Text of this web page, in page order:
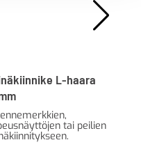
L-haara
tai peilien